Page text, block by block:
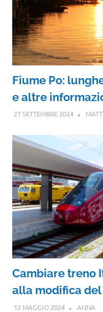
Fiume Po:
e altre
27 SETTEMBRE 2024
Cambiare treno
alla modifica
12 MAGGIO 2024 ANNA